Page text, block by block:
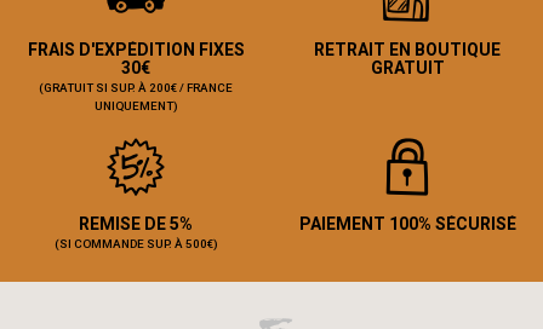
FRAIS D'EXPÉDITION FIXES
30€
(GRATUIT SI SUP. À 200€ / FRANCE
UNIQUEMENT)
RETRAIT EN BOUTIQUE
GRATUIT
REMISE DE 5%
(SI COMMANDE SUP. À 500€)
PAIEMENT 100% SÉCURISÉ